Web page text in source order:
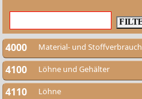
4000 Material- und Stoffverbrauch
4100 Löhne und Gehälter
4110 Löhne